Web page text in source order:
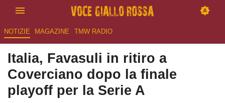
NOTIZIE MAGAZINE TMW RADIO
Italia, Favasuli in ritiro a
Coverciano dopo la finale
playoff per la Serie A